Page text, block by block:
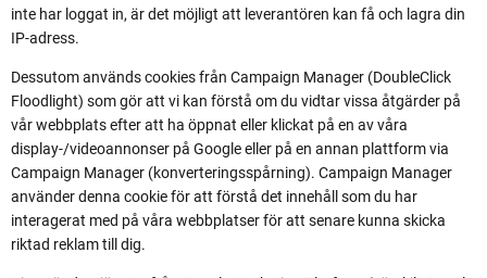
inte har loggat in, är det möjligt att leverantören kan få och lagra din
IP-adress.
Dessutom används cookies från Campaign Manager (DoubleClick
Floodlight) som gör att vi kan förstå om du vidtar vissa åtgärder på
vår webbplats efter att ha öppnat eller klickat på en av våra
display-/videoannonser på Google eller på en annan plattform via
Campaign Manager (konverteringsspårning). Campaign Manager
använder denna cookie för att förstå det innehåll som du har
interagerat med på våra webbplatser för att senare kunna skicka
riktad reklam till dig.